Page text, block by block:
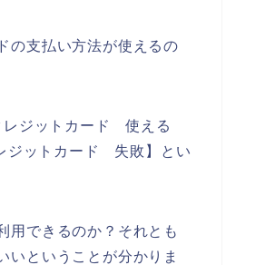
の支払い方法が使えるの
レジットカード 使える
ジットカード 失敗】とい
用できるのか？それとも
いということが分かりま